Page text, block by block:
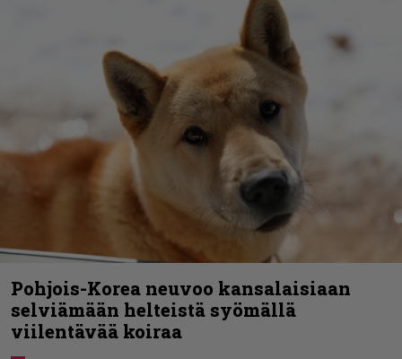
Pohjois-Korea neuvoo kansalaisiaan
selviämään helteistä syömällä
viilentävää koiraa